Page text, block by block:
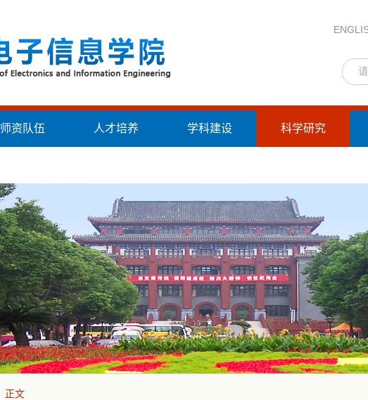
师资队伍 人才培养 学科建设 科学研究
正文